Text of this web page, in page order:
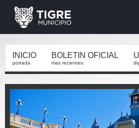
INICIO
portada
BOLETIN OFICIAL
mas recientes